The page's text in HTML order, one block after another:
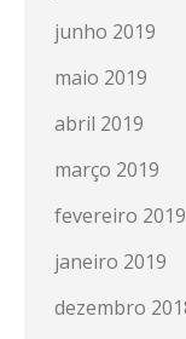
junho 2019
maio 2019
abril 2019
março 2019
fevereiro 2019
janeiro 2019
dezembro